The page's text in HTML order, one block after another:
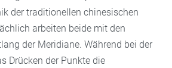
der traditionellen chinesischen
arbeiten beide mit den
der Meridiane. Während bei der
Drücken der Punkte die